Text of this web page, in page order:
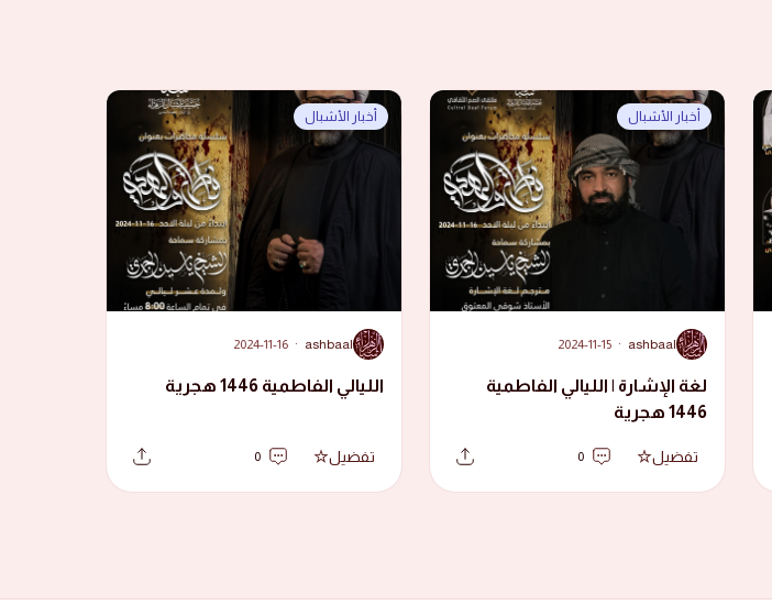
أخبار الأشبال
A
ashbaal
·
2024-11-15
لغة الإشارة | الليالي الفاطمية
1446 هجرية
تفضيل 0
أخبار الأشبال
A
ashbaal
·
2024-11-16
الليالي الفاطمية 1446 هجرية
تفضيل 0